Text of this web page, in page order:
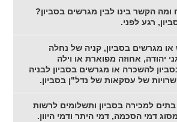
הקשר בינו לבין מגרשים בסביון?
רגע לפני.
מגרשים בסביון, קניה של נחלה
יהודה, אחוזה מפוארת או וילה
להשכרה או מגרשים בסביון לבניה
של עסקאות של נדל"ן בסביון.
למכירה בסביון ותשלומים לרשות
דמי הסכמה, דמי היתר ודמי היוון.